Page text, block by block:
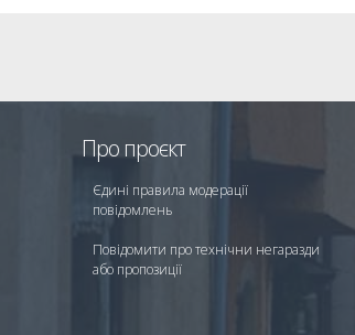
Про проєкт
Єдині правила модерації
повідомлень
Повідомити про технічни негаразди
або пропозиції